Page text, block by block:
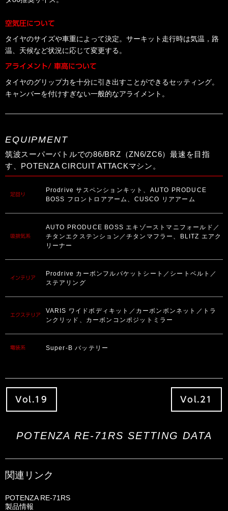
空気圧について
タイヤのサイズや車重によって決定。サーキット走行時は気温，路
温、天候など状況に応じて変更する。
アライメント/ 車高について
タイヤのグリップ力を十分に引き出すことができるセッティング。
キャンバーを付けすぎない一般的なアライメント。
EQUIPMENT
筑波スーパーバトルでの86/BRZ（ZN6/ZC6）最速を目指
す、POTENZA CIRCUIT ATTACKマシン。
足回り
Prodrive サスペンションキット、AUTO PRODUCE
BOSS フロントロアアーム、CUSCO リアアーム
吸排気系
AUTO PRODUCE BOSS エキゾーストマニフォールド／
チタンエクステンション／チタンマフラー、BLITZ エアク
リーナー
インテリア
Prodrive カーボンフルバケットシート／シートベルト／
ステアリング
エクステリア
VARIS ワイドボディキット／カーボンボンネット／トラ
ンクリッド、カーボンコンポジットミラー
電装系 Super-B バッテリー
Vol.19 Vol.21
POTENZA RE-71RS SETTING DATA
関連リンク
POTENZA RE-71RS
製品情報